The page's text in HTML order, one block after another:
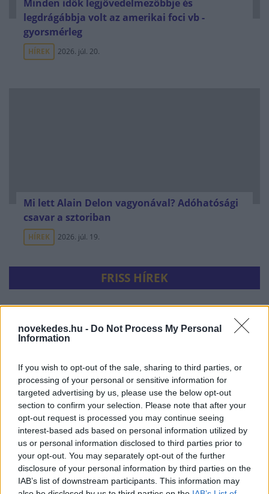
novekedes.hu - Do Not Process My Personal
Information
If you wish to opt-out of the sale, sharing to third parties, or
processing of your personal or sensitive information for
targeted advertising by us, please use the below opt-out
section to confirm your selection. Please note that after your
opt-out request is processed you may continue seeing
interest-based ads based on personal information utilized by
us or personal information disclosed to third parties prior to
your opt-out. You may separately opt-out of the further
disclosure of your personal information by third parties on the
IAB’s list of downstream participants. This information may
Minden idők legjövedelmezőbbje és
legdrágábbja volt az amerikai foci vb -
gyorsmérleg
HÍREK 2026. júl. 20.
Mi lett Alain Delon vagyonával? Adóhatósági
csavar a sztoriban
HÍREK 2026. júl. 19.
FRISS HÍREK
árnyékflotta
Feszültség Olaszország és Spanyolország
között: az olaszok ellen ellenőrzést akar